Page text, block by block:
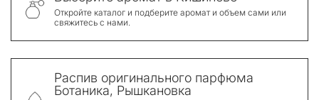
Откройте каталог и подберите аромат и объем сами или
свяжитесь с нами.
Распив оригинального парфюма
Ботаника, Рышкановка